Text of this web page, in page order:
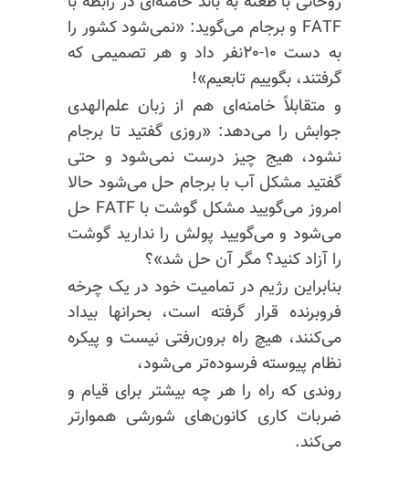
FATF و برجام می‌گوید: «نمی‌شود کشور را
به دست ۱۰-۲۰نفر داد و هر تصمیمی که
گرفتند، بگوییم تابعیم»!
و متقابلاً خامنه‌ای هم از زبان علم‌الهدی
جوابش را می‌دهد: «روزی گفتید تا برجام
نشود، هیج چیز درست نمی‌شود و حتی
گفتید مشکل آب با برجام حل می‌شود حالا
امروز می‌گویید مشکل گوشت با FATF حل
می‌شود و می‌گویید پولش را ندارید گوشت
را آزاد کنید؟ مگر آن حل شد»؟
بنابراین رژیم در تمامیت خود در یک چرخه
فروبرنده قرار گرفته است، بحرانها بیداد
می‌کنند، هیچ راه برون‌رفتی نیست و پیکره
نظام پیوسته فرسوده‌تر می‌شود،
روندی که راه را هر چه بیشتر برای قیام و
ضربات کاری کانون‌های شورشی هموارتر
می‌کند.